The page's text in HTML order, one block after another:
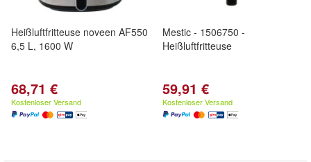
Heißluftfritteuse noveen AF550
6,5 L, 1600 W
68,71 €
Kostenloser Versand
Mestic - 1506750 -
Heißluftfritteuse
59,91 €
Kostenloser Versand